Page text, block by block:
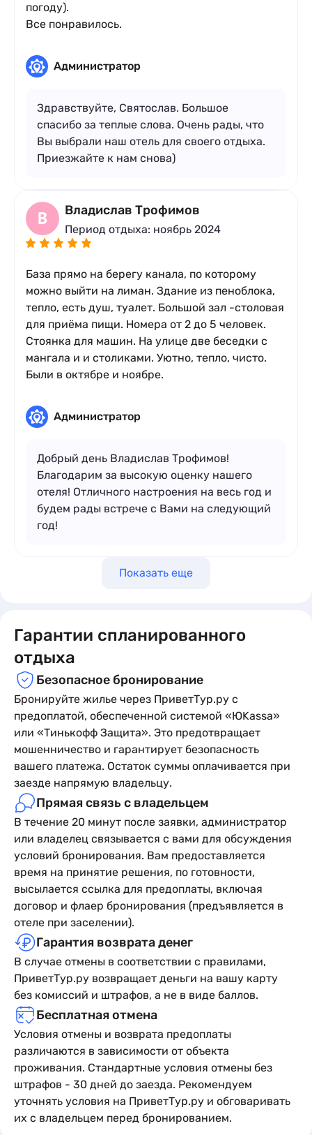
погоду).
Все понравилось.
Администратор
Здравствуйте, Святослав. Большое
спасибо за теплые слова. Очень рады, что
Вы выбрали наш отель для своего отдыха.
Приезжайте к нам снова)
В Владислав Трофимов
Период отдыха: ноябрь 2024
База прямо на берегу канала, по которому
можно выйти на лиман. Здание из пеноблока,
тепло, есть душ, туалет. Большой зал -столовая
для приёма пищи. Номера от 2 до 5 человек.
Стоянка для машин. На улице две беседки с
мангала и и столиками. Уютно, тепло, чисто.
Были в октябре и ноябре.
Администратор
Добрый день Владислав Трофимов!
Благодарим за высокую оценку нашего
отеля! Отличного настроения на весь год и
будем рады встрече с Вами на следующий
год!
Показать еще
Гарантии спланированного
отдыха
Безопасное бронирование
Бронируйте жилье через ПриветТур.ру с
предоплатой, обеспеченной системой «ЮKassa»
или «Тинькофф Защита». Это предотвращает
мошенничество и гарантирует безопасность
вашего платежа. Остаток суммы оплачивается при
заезде напрямую владельцу.
Прямая связь с владельцем
В течение 20 минут после заявки, администратор
или владелец связывается с вами для обсуждения
условий бронирования. Вам предоставляется
время на принятие решения, по готовности,
высылается ссылка для предоплаты, включая
договор и флаер бронирования (предъявляется в
отеле при заселении).
Гарантия возврата денег
В случае отмены в соответствии с правилами,
ПриветТур.ру возвращает деньги на вашу карту
без комиссий и штрафов, а не в виде баллов.
Бесплатная отмена
Условия отмены и возврата предоплаты
различаются в зависимости от объекта
проживания. Стандартные условия отмены без
штрафов - 30 дней до заезда. Рекомендуем
уточнять условия на ПриветТур.ру и обговаривать
их с владельцем перед бронированием.